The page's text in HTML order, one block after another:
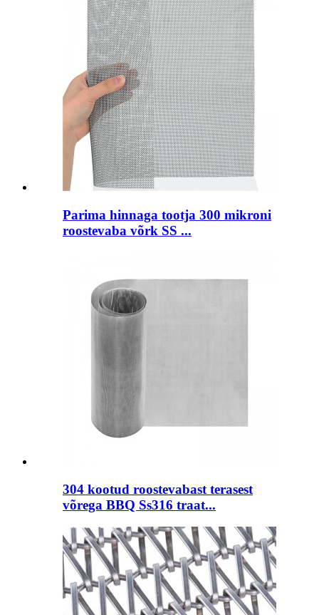
Parima hinnaga tootja 300 mikroni
roostevaba võrk SS ...
304 kootud roostevabast terasest
võrega BBQ Ss316 traat...